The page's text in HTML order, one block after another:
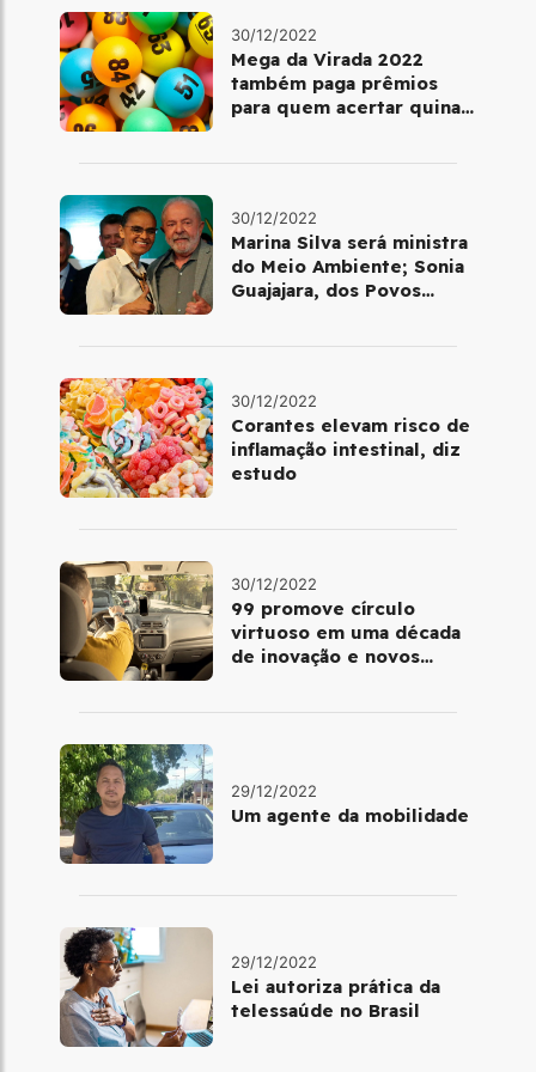
30/12/2022
Mega da Virada 2022
também paga prêmios
para quem acertar quina
30/12/2022
Marina Silva será ministra
do Meio Ambiente; Sonia
Guajajara, dos Povos
30/12/2022
Corantes elevam risco de
inflamação intestinal, diz
estudo
30/12/2022
99 promove círculo
virtuoso em uma década
de inovação e novos
29/12/2022
Um agente da mobilidade
29/12/2022
Lei autoriza prática da
telessaúde no Brasil